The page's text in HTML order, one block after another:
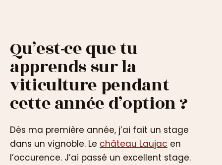
Qu’est-ce que tu
apprends sur la
viticulture pendant
cette année d’option ?
Dès ma première année, j’ai fait un stage
dans un vignoble. Le château Laujac en
l’occurence. J’ai passé un excellent stage.